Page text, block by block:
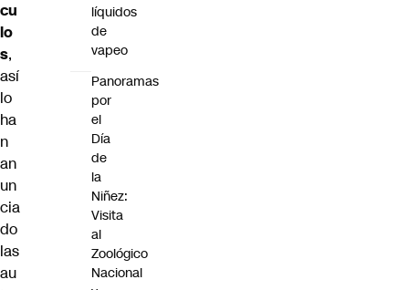
cu
lo
s,
así
lo
ha
n
an
un
cia
do
las
au
líquidos
de
vapeo
Panoramas
por
el
Día
de
la
Niñez:
Visita
al
Zoológico
Nacional